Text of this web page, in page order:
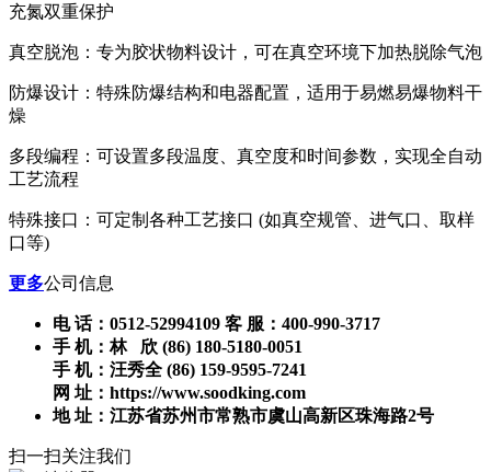
充氮双重保护
真空脱泡：专为胶状物料设计，可在真空环境下加热脱除气泡
防爆设计：特殊防爆结构和电器配置，适用于易燃易爆物料干
燥
多段编程：可设置多段温度、真空度和时间参数，实现全自动
工艺流程
特殊接口：可定制各种工艺接口 (如真空规管、进气口、取样
口等)
更多公司信息
电 话：0512-52994109 客 服：400-990-3717
手 机：林 欣 (86) 180-5180-0051
手 机：汪秀全 (86) 159-9595-7241
网 址：https://www.soodking.com
地 址：江苏省苏州市常熟市虞山高新区珠海路2号
扫一扫关注我们